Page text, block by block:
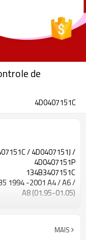
de
4D0407151C
/ 4D0407151J /
4D0407151P
134B3407151C
1994 -2001 A4 / A6 /
A8 (01.95-01.05)
Prata
MAIS